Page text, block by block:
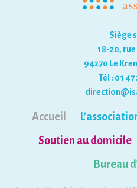
Siège
18-20,
94270 Le
Tél : 01 47
Accueil
Soutien au domicile
Bureau